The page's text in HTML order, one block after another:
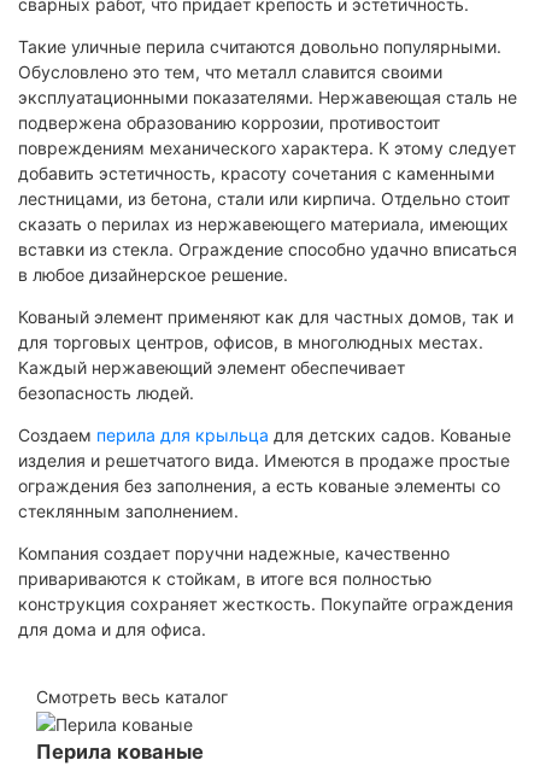
сварных работ, что придает крепость и эстетичность.
Такие уличные перила считаются довольно популярными.
Обусловлено это тем, что металл славится своими
эксплуатационными показателями. Нержавеющая сталь не
подвержена образованию коррозии, противостоит
повреждениям механического характера. К этому следует
добавить эстетичность, красоту сочетания с каменными
лестницами, из бетона, стали или кирпича. Отдельно стоит
сказать о перилах из нержавеющего материала, имеющих
вставки из стекла. Ограждение способно удачно вписаться
в любое дизайнерское решение.
Кованый элемент применяют как для частных домов, так и
для торговых центров, офисов, в многолюдных местах.
Каждый нержавеющий элемент обеспечивает
безопасность людей.
Создаем перила для крыльца для детских садов. Кованые
изделия и решетчатого вида. Имеются в продаже простые
ограждения без заполнения, а есть кованые элементы со
стеклянным заполнением.
Компания создает поручни надежные, качественно
привариваются к стойкам, в итоге вся полностью
конструкция сохраняет жесткость. Покупайте ограждения
для дома и для офиса.
Смотреть весь каталог
Перила кованые